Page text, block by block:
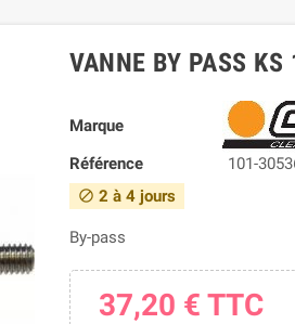
VANNE BY PASS
Marque
Référence
101-
block 2 à 4 jours
By-pass
37,20 € TTC